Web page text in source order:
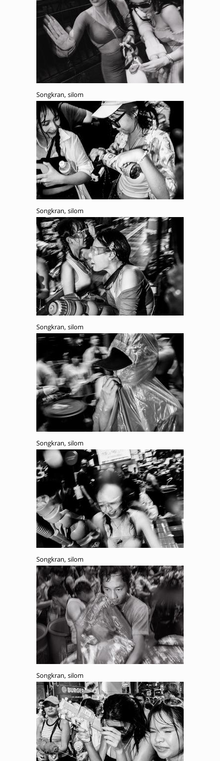
Songkran, silom
Songkran, silom
Songkran, silom
Songkran, silom
Songkran, silom
Songkran, silom